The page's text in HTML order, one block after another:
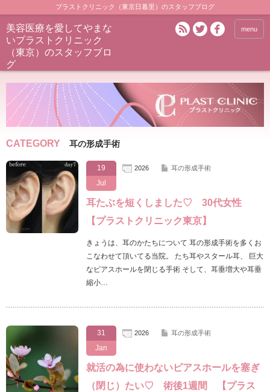
プラストクリニック（東京日暮里）のスタッフブログ
美容医療を愛してやまな
いプラストクリニック
（東京）のスタッフブロ
グ
menu
CATEGORY 耳の形成手術
19
Jul
2026 耳の形成手術
耳たぶを短くしました♡ 30代女性
【プラストクリニック東京】
きょうは、耳のかたちについて 耳の形成手術を多くお
こなわせて頂いてる当院。 たち耳やスタール耳、 巨大
なピアスホールを閉じる手術 そして、耳垂増大や耳垂
縮小…
31
Jan
2026 耳の形成手術
就活の為に使わないピアスホールを塞ぎ
（閉じ）たい♡ 術後1週間 【プラス